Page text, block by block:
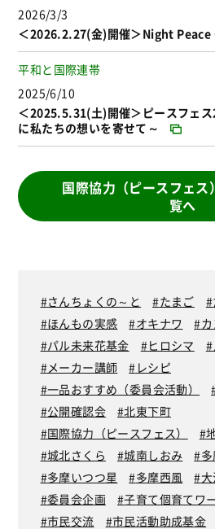
2026/3/3
＜2026.2.27(金)開催＞Night Peace
平和と国際連帯
2025/6/10
＜2025.5.31(土)開催＞ピースフェス
に私たちの想いを寄せて～
国際協力（ピースフェス
覧へ
さんちょくの～と たまご
ほんもの実感
オキナワ
パル未来花基金
ヒロシマ
メーカー講師
レシピ
一品おすすめ（委員会活動）
公開確認会
北東下町
国際協力（ピースフェス）
城北さくら
城南しおみ
多摩いつつ星
多摩西風
委員会企画
子育て個育てワ
市民交流
市民活動助成基金